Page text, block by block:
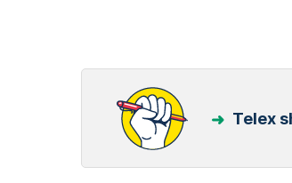
Telex